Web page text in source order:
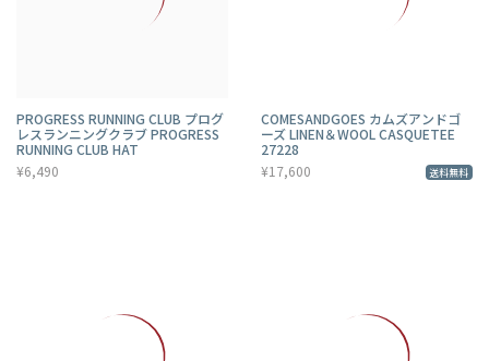
PROGRESS RUNNING CLUB プログ
レスランニングクラブ PROGRESS
RUNNING CLUB HAT
¥6,490
COMESANDGOES カムズアンドゴ
ーズ LINEN＆WOOL CASQUETEE
27228
¥17,600
送料無料